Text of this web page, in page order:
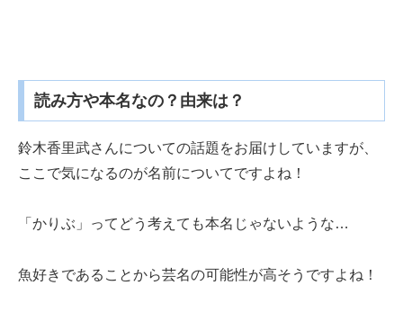
読み方や本名なの？由来は？
鈴木香里武さんについての話題をお届けしていますが、
ここで気になるのが名前についてですよね！
「かりぶ」ってどう考えても本名じゃないような…
魚好きであることから芸名の可能性が高そうですよね！